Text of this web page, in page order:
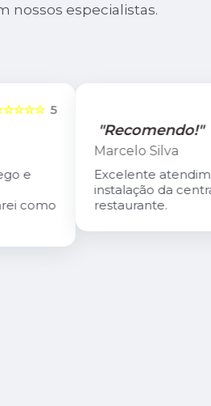
nossos especialistas.
Fizeram a
central de gás do meu